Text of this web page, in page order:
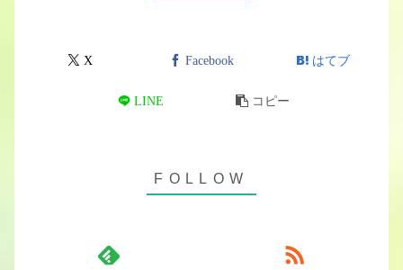
X Facebook はてブ
LINE コピー